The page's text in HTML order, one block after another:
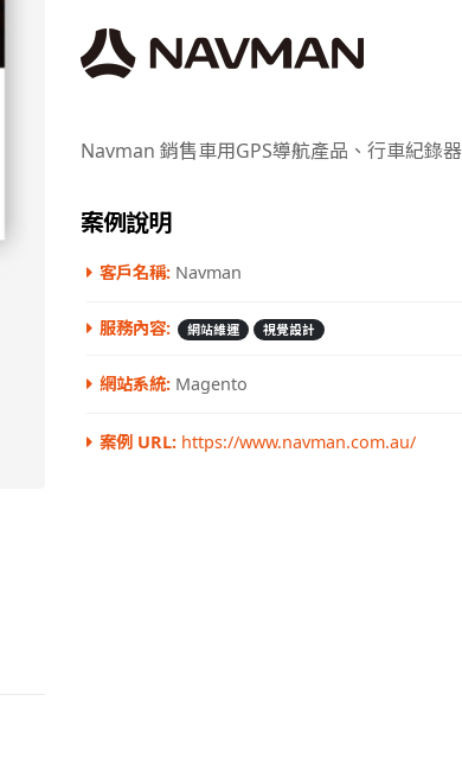
Navman 銷售車用GPS導航產品、行車紀錄
案例說明
客戶名稱: Navman
服務內容: 網站維運 視覺設計
網站系統: Magento
案例 URL: https://www.navman.com.au/